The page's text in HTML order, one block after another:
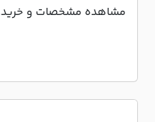
مشاهده مشخصات و